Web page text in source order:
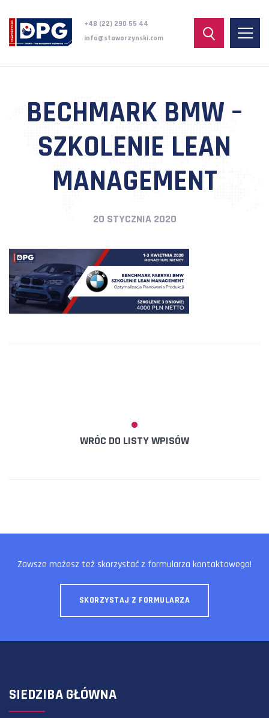
+48 (22) 290 55 44
info@staworzynski.com
BECHMARK BMW –
SZKOLENIE LEAN
MANAGEMENT
20 STYCZNIA 2020
WRÓC DO LISTY WPISÓW
Zawsze możesz też skorzystać z formularza kontaktowego!
SKORZYSTAJ Z FORMULARZA
SIEDZIBA GŁÓWNA